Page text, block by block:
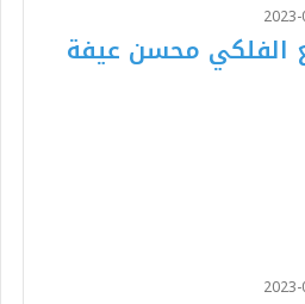
الفلكي محسن عيفة